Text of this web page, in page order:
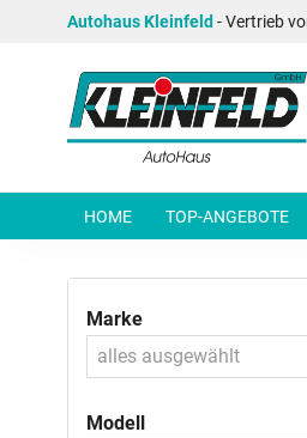
Autohaus Kleinfeld - Vertrieb
HOME TOP-ANGEBOTE
Marke
alles ausgewählt
Modell